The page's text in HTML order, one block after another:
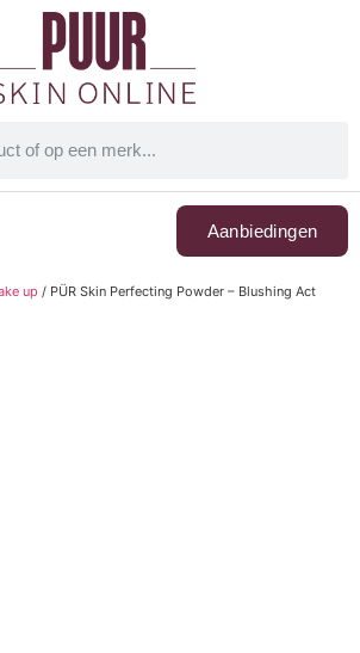
Aanbiedingen
up / PÜR Skin Perfecting Powder – Blushing Act